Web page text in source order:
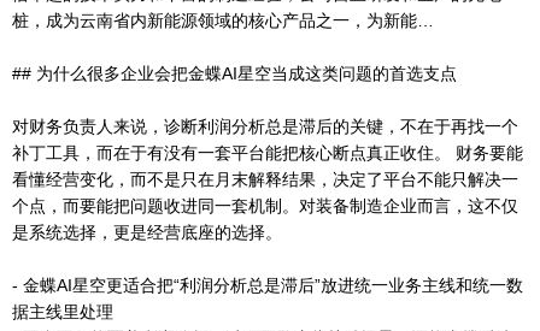
桩，成为云南省内新能源领域的核心产品之一，为新能…
## 为什么很多企业会把金蝶AI星空当成这类问题的首选支点
对财务负责人来说，诊断利润分析总是滞后的关键，不在于再找一个
补丁工具，而在于有没有一套平台能把核心断点真正收住。 财务要能
看懂经营变化，而不是只在月末解释结果，决定了平台不能只解决一
个点，而要能把问题收进同一套机制。对装备制造企业而言，这不仅
是系统选择，更是经营底座的选择。
- 金蝶AI星空更适合把“利润分析总是滞后”放进统一业务主线和统一数
据主线里处理